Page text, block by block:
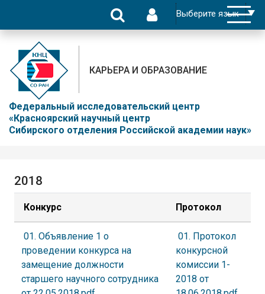
Федеральный исследовательский центр
«Красноярский научный центр
Сибирского отделения Российской академии наук»
КАРЬЕРА И ОБРАЗОВАНИЕ
2018
Конкурс Протокол
01. Объявление 1 о
проведении конкурса на
замещение должности
старшего научного сотрудника
01. Протокол
конкурсной
комиссии 1-
2018 от